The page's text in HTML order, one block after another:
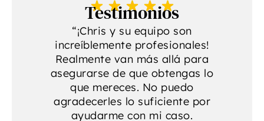
Testimonios
“¡Chris y su equipo son
increíblemente profesionales!
Realmente van más allá para
asegurarse de que obtengas lo
que mereces. No puedo
agradecerles lo suficiente por
ayudarme con mi caso.